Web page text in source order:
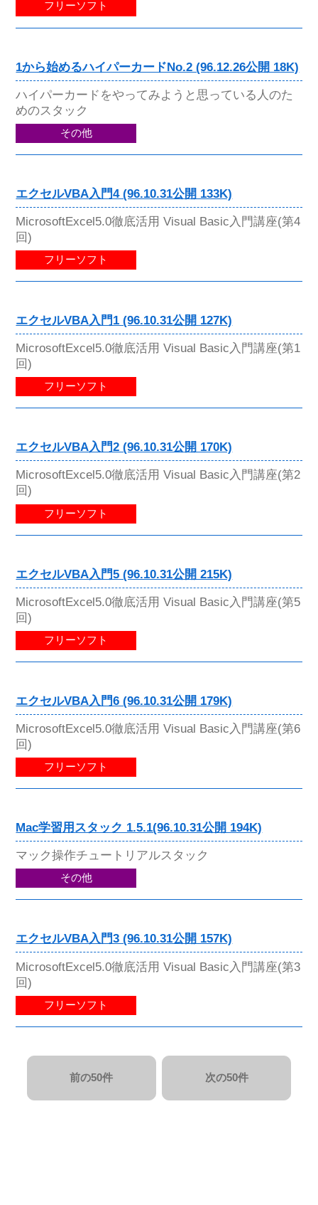
フリーソフト
1から始めるハイパーカードNo.2 (96.12.26公開 18K)
ハイパーカードをやってみようと思っている人のた
めのスタック
その他
エクセルVBA入門4 (96.10.31公開 133K)
MicrosoftExcel5.0徹底活用 Visual Basic入門講座(第4
回)
フリーソフト
エクセルVBA入門1 (96.10.31公開 127K)
MicrosoftExcel5.0徹底活用 Visual Basic入門講座(第1
回)
フリーソフト
エクセルVBA入門2 (96.10.31公開 170K)
MicrosoftExcel5.0徹底活用 Visual Basic入門講座(第2
回)
フリーソフト
エクセルVBA入門5 (96.10.31公開 215K)
MicrosoftExcel5.0徹底活用 Visual Basic入門講座(第5
回)
フリーソフト
エクセルVBA入門6 (96.10.31公開 179K)
MicrosoftExcel5.0徹底活用 Visual Basic入門講座(第6
回)
フリーソフト
Mac学習用スタック 1.5.1(96.10.31公開 194K)
マック操作チュートリアルスタック
その他
エクセルVBA入門3 (96.10.31公開 157K)
MicrosoftExcel5.0徹底活用 Visual Basic入門講座(第3
回)
フリーソフト
前の50件 次の50件